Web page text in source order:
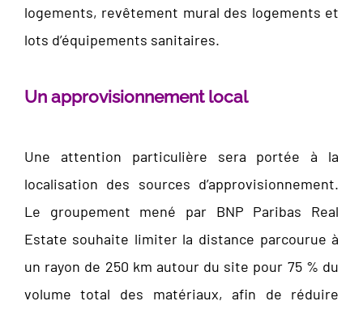
logements, revêtement mural des logements et
lots d’équipements sanitaires.
Un approvisionnement local
Une attention particulière sera portée à la
localisation des sources d’approvisionnement.
Le groupement mené par BNP Paribas Real
Estate souhaite limiter la distance parcourue à
un rayon de 250 km autour du site pour 75 % du
volume total des matériaux, afin de réduire